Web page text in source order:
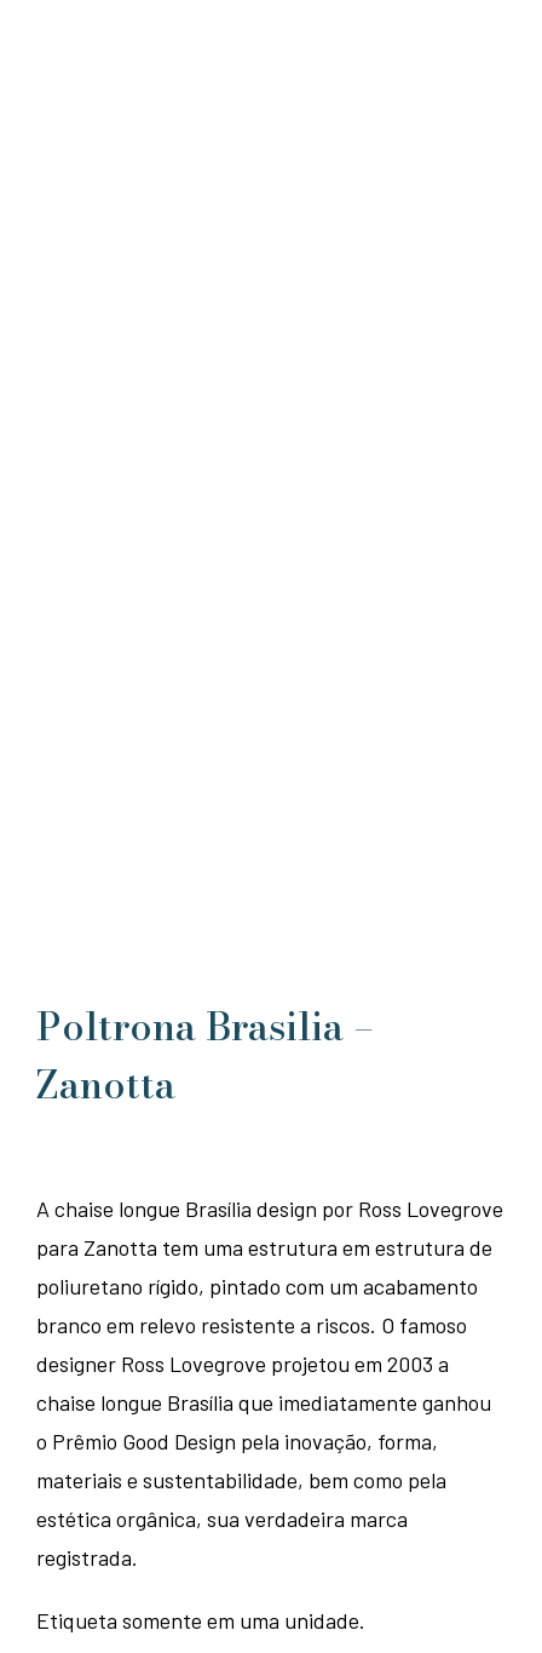
Poltrona Brasilia –
Zanotta
A chaise longue Brasília design por Ross Lovegrove
para Zanotta tem uma estrutura em estrutura de
poliuretano rígido, pintado com um acabamento
branco em relevo resistente a riscos. O famoso
designer Ross Lovegrove projetou em 2003 a
chaise longue Brasília que imediatamente ganhou
o Prêmio Good Design pela inovação, forma,
materiais e sustentabilidade, bem como pela
estética orgânica, sua verdadeira marca
registrada.
Etiqueta somente em uma unidade.